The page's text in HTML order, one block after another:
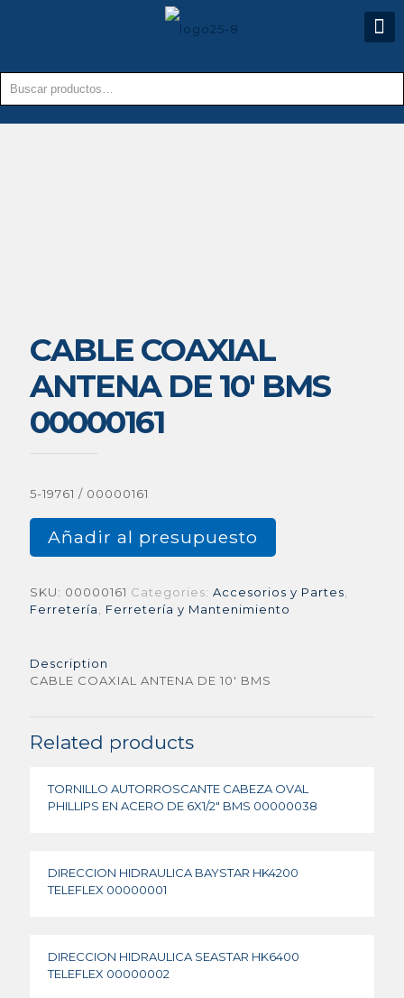
CABLE COAXIAL
ANTENA DE 10′ BMS
00000161
5-19761 / 00000161
Añadir al presupuesto
SKU: 00000161 Categories: Accesorios y Partes
Ferretería
Ferretería y Mantenimiento
Description
CABLE COAXIAL ANTENA DE 10′ BMS
Related products
TORNILLO AUTORROSCANTE CABEZA OVAL
PHILLIPS EN ACERO DE 6X1/2″ BMS 00000038
DIRECCION HIDRAULICA BAYSTAR HK4200
TELEFLEX 00000001
DIRECCION HIDRAULICA SEASTAR HK6400
TELEFLEX 00000002